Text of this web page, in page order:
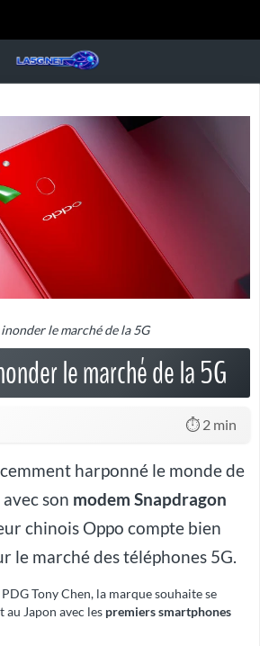
le marché de la 5G
le marché de la 5G
⏱️ 2 min
harponné le monde de
avec son modem Snapdragon
chinois Oppo compte bien
le marché des téléphones 5G.
Tony Chen, la marque souhaite se
Japon avec les premiers smartphones